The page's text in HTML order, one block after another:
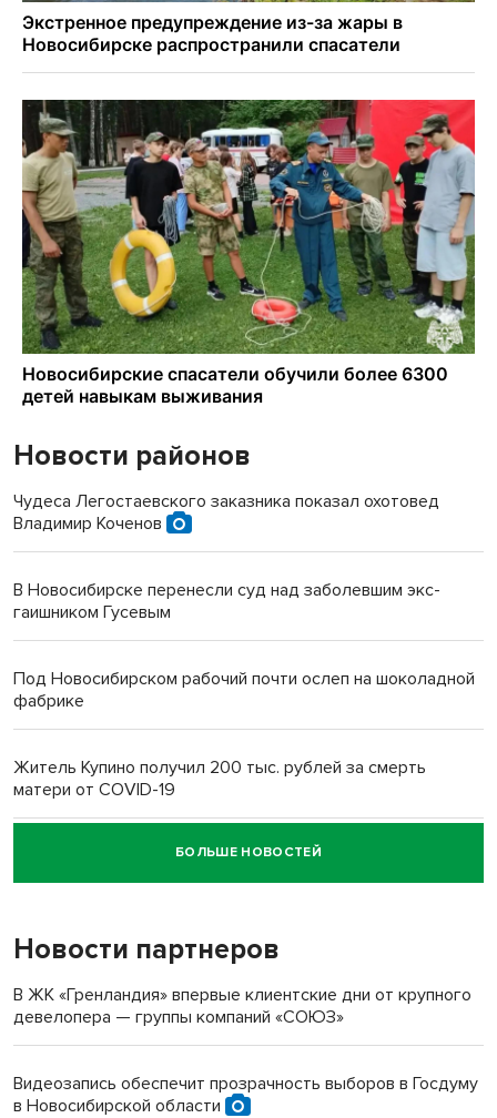
Новости районов
Чудеса Легостаевского заказника показал охотовед
Владимир Коченов
В Новосибирске перенесли суд над заболевшим экс-
гаишником Гусевым
Под Новосибирском рабочий почти ослеп на шоколадной
фабрике
Житель Купино получил 200 тыс. рублей за смерть
матери от COVID-19
Новосибирский суд наказал водителя за смерть
пенсионерки на вокзале
БОЛЬШЕ НОВОСТЕЙ
Новости партнеров
В ЖК «Гренландия» впервые клиентские дни от крупного
девелопера — группы компаний «СОЮЗ»
Видеозапись обеспечит прозрачность выборов в Госдуму
в Новосибирской области